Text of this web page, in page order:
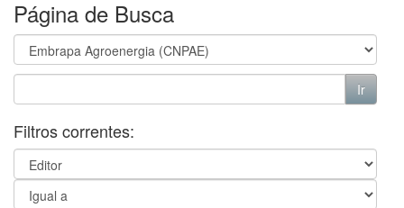
Página de Busca
Filtros correntes: